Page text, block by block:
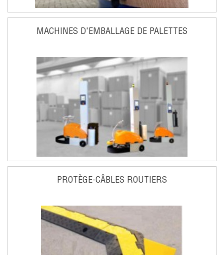
MACHINES D'EMBALLAGE DE PALETTES
PROTÈGE-CÂBLES ROUTIERS